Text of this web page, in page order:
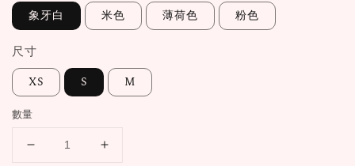
象牙白 米色 薄荷色 粉色
尺寸
XS S M
數量